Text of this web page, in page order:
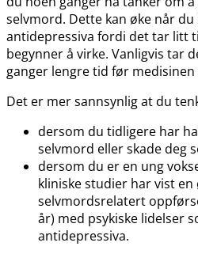
selvmord. Dette kan øke når du
antidepressiva fordi det tar litt
begynner å virke. Vanligvis tar
ganger lengre tid før medisinen
Det er mer sannsynlig at du
dersom du tidligere har
selvmord eller skade deg
dersom du er en ung
kliniske studier har vist
selvmordsrelatert
år) med psykiske lidelser
antidepressiva.